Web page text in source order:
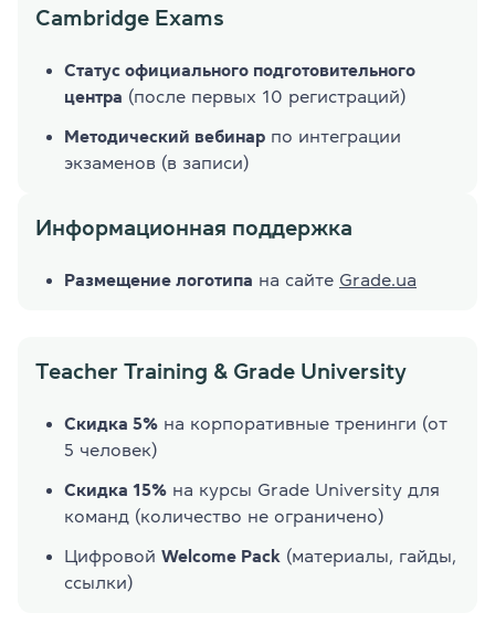
Cambridge Exams
Статус официального подготовительного
центра (после первых 10 регистраций)
Методический вебинар по интеграции
экзаменов (в записи)
Информационная поддержка
Размещение логотипа на сайте Grade.ua
Tеacher Training & Grade University
Скидка 5% на корпоративные тренинги (от
5 человек)
Скидка 15% на курсы Grade University для
команд (количество не ограничено)
Цифровой Welcome Pack (материалы, гайды,
ссылки)